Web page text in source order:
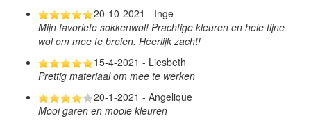
20-10-2021 - Inge
Mijn favoriete sokkenwol! Prachtige kleuren en hele fijne
wol om mee te breien. Heerlijk zacht!
15-4-2021 - Liesbeth
Prettig materiaal om mee te werken
20-1-2021 - Angelique
Mooi garen en mooie kleuren